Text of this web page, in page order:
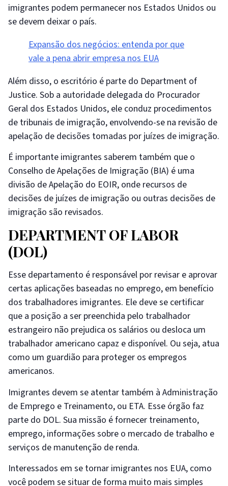
imigrantes podem permanecer nos Estados Unidos ou
se devem deixar o país.
Expansão dos negócios: entenda por que
vale a pena abrir empresa nos EUA
Além disso, o escritório é parte do Department of
Justice. Sob a autoridade delegada do Procurador
Geral dos Estados Unidos, ele conduz procedimentos
de tribunais de imigração, envolvendo-se na revisão de
apelação de decisões tomadas por juízes de imigração.
É importante imigrantes saberem também que o
Conselho de Apelações de Imigração (BIA) é uma
divisão de Apelação do EOIR, onde recursos de
decisões de juízes de imigração ou outras decisões de
imigração são revisados.
DEPARTMENT OF LABOR
(DOL)
Esse departamento é responsável por revisar e aprovar
certas aplicações baseadas no emprego, em benefício
dos trabalhadores imigrantes. Ele deve se certificar
que a posição a ser preenchida pelo trabalhador
estrangeiro não prejudica os salários ou desloca um
trabalhador americano capaz e disponível. Ou seja, atua
como um guardião para proteger os empregos
americanos.
Imigrantes devem se atentar também à Administração
de Emprego e Treinamento, ou ETA. Esse órgão faz
parte do DOL. Sua missão é fornecer treinamento,
emprego, informações sobre o mercado de trabalho e
serviços de manutenção de renda.
Interessados em se tornar imigrantes nos EUA, como
você podem se situar de forma muito mais simples